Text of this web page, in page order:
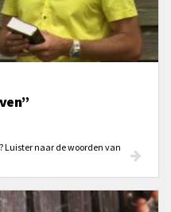
Luister naar de woorden van